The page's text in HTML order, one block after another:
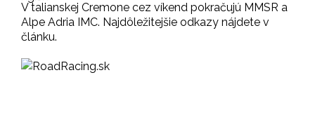
V talianskej Cremone cez víkend pokračujú MMSR a
Alpe Adria IMC. Najdôležitejšie odkazy nájdete v
článku.